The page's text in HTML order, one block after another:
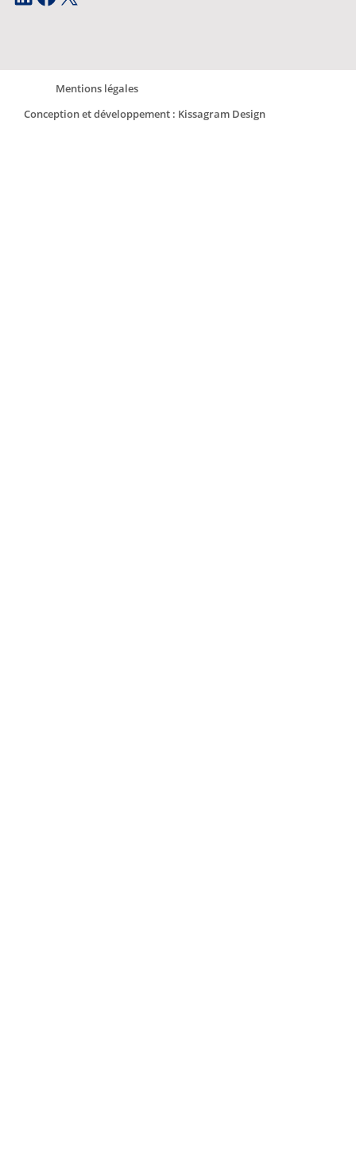
Mentions légales
Conception et développement : Kissagram Design